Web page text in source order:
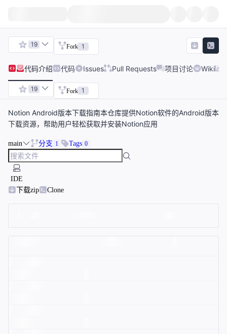
19 Fork 1
代码介绍 代码 Issues Pull Requests 项目讨论 Wiki
19 Fork 1
Notion Android版本下载指南本仓库提供Notion软件的Android版本
下载资源，帮助用户轻松获取并安装Notion应用
main 分支 1 Tags 0
IDE
下载zip
Clone